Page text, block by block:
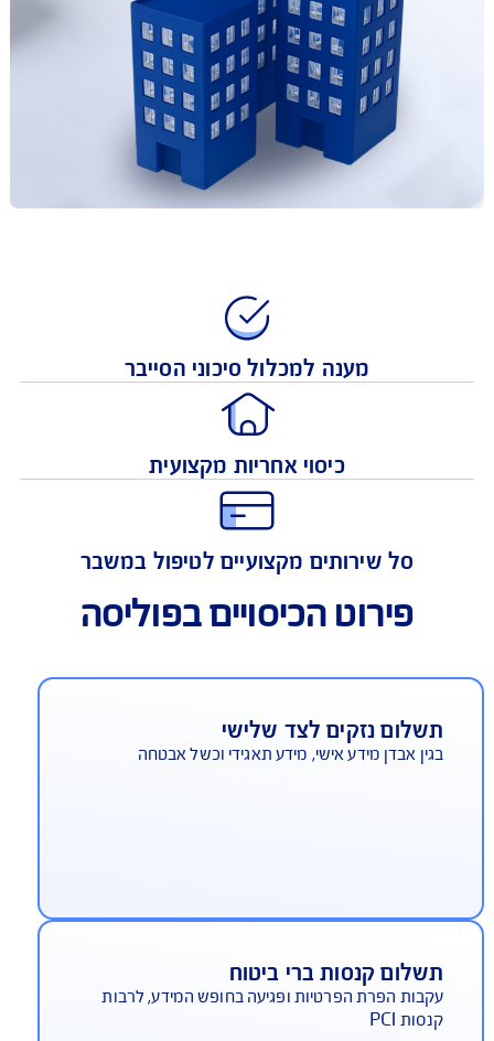
מענה למכלול סיכוני הסייבר
כיסוי אחריות מקצועית
פירוט הכיסויים בפוליסה
אבדן מידע אישי, מידע תאגידי וכשל אבטחה